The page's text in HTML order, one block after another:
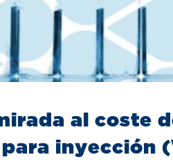
al coste
inyección